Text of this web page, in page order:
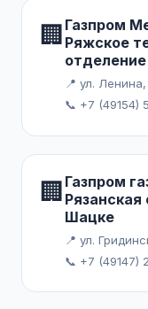
🏢 Газпром
Ряжское
отделение
📍 ул.
📞 +7 (49154)
🏢 Газпром
Рязанская
Шацке
📍 ул.
📞 +7 (49147)